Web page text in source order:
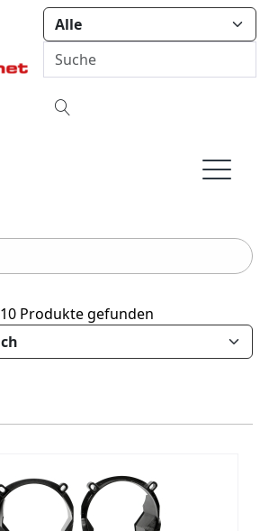
10 Produkte gefunden